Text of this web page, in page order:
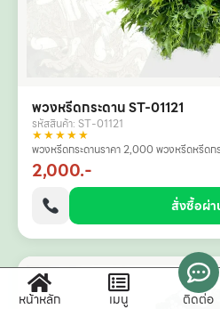
พวงหรีดกระดาน ST-01121
รหัสสินค้า: ST-01121
★★★★★
พวงหรีดกระดานราคา 2,000 พวงหรีดหรีด
2,000.-
สั่งซื้อผ่า
หน้าหลัก เมนู ติดต่อ